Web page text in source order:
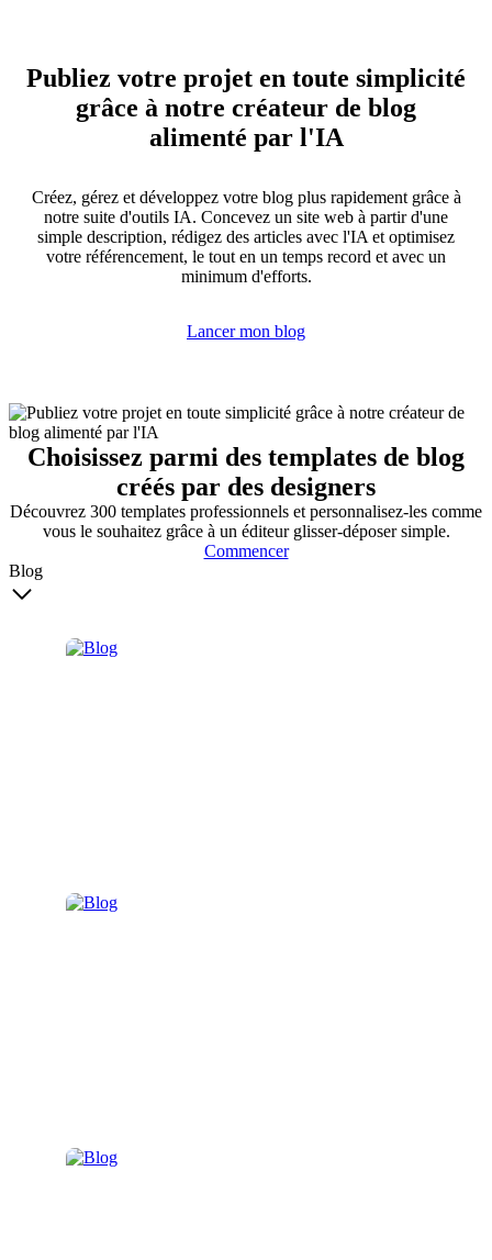
Publiez votre projet en toute simplicité
grâce à notre créateur de blog
alimenté par l'IA
Créez, gérez et développez votre blog plus rapidement grâce à
notre suite d'outils IA. Concevez un site web à partir d'une
simple description, rédigez des articles avec l'IA et optimisez
votre référencement, le tout en un temps record et avec un
minimum d'efforts.
Lancer mon blog
Choisissez parmi des templates de blog
créés par des designers
Découvrez 300 templates professionnels et personnalisez-les comme
vous le souhaitez grâce à un éditeur glisser-déposer simple.
Commencer
Blog